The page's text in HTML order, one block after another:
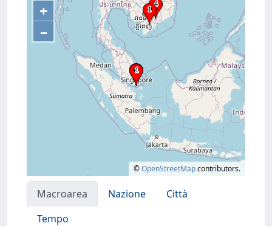
+
–
©OpenStreetMapcontributors.
Macroarea Nazione
Città
Tempo